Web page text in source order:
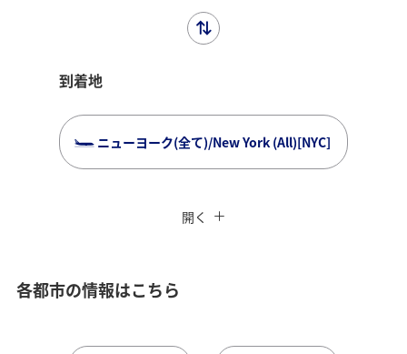
到着地
ニューヨーク(全て)/New York (All)[NYC]
往路出発日および時間帯
往復で異なるクラスで検索
開く
各都市の情報はこちら